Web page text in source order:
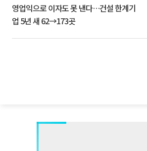
영업익으로 이자도 못 낸다…건설 한계기
업 5년 새 62→173곳